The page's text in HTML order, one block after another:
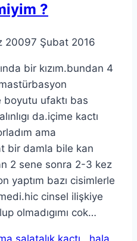
?
20097 Şubat 2016
bir kızım.bundan 4
boyutu ufaktı bas
da.içime kactı
ama
bir damla bile kan
2 sene sonra 2-3 kez
yaptım bazı cisimlerle
cinsel ilişkiye
olmadıgımı cok…